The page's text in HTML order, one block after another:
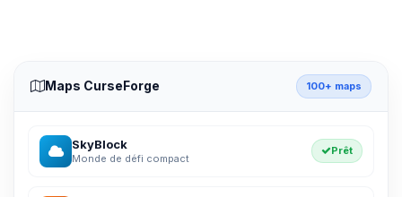
Maps CurseForge 100+ maps
SkyBlock
Monde de défi compact
Prêt